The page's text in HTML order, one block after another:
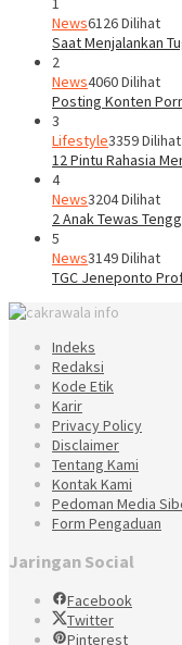
News6126 Dilihat
Saat Menjalankan
2
News4060 Dilihat
Posting Konten
3
Lifestyle3359 Dilihat
12 Pintu Rahasia
4
News3204 Dilihat
2 Anak Tewas
5
News3149 Dilihat
TGC Jeneponto
Indeks
Redaksi
Kode Etik
Karir
Privacy Policy
Disclaimer
Tentang Kami
Kontak Kami
Pedoman Media
Form Pengaduan
Jaringan Social
Facebook
Twitter
Pinterest